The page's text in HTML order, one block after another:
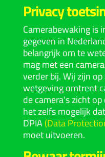
Privacy
Camerabewaking is
gegeven in
belangrijk om te
mag met een
verder bij. Wij zijn
wetgeving omtrent
de camera's zicht
het zelfs mogelijk
DPIA(Data
moet uitvoeren.